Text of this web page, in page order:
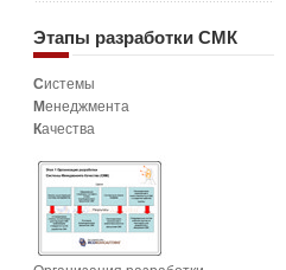
Этапы разработки СМК
Системы
Менеджмента
Качества